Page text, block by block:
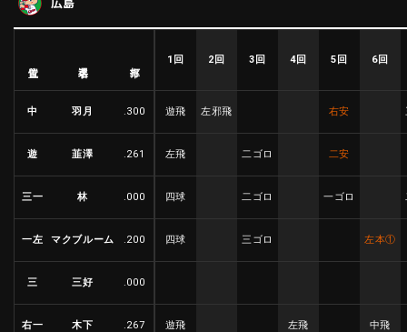
ファーム東地区
ファーム西地区
交流戦
選手名鑑トップ
北海道日本ハムファイターズ
東北楽天ゴールデンイーグルス
埼玉西武ライオンズ
千葉ロッテマリーンズ
オリックス・バファローズ
福岡ソフトバンクホークス
ニュース
設定
1回 2回 3回 4回 5回 6回
中 羽月 .300 遊飛 左邪飛 右安
遊 韮澤 .261 左飛 二ゴロ 二安
三一 林 .000 四球 二ゴロ 一ゴロ
一左 マクブルーム .200 四球 三ゴロ 左本①
三 三好 .000
右一 木下 .267 遊飛 左飛 中飛